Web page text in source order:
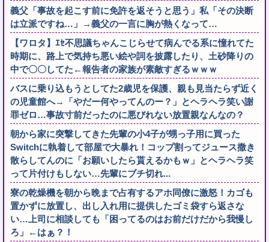
義父「事故を起こす前に免許を返そうと思う」私「その決断
は立派ですね…」→義父の一言に胸が熱くなって…
【ワロタ】ｴｾ不思議ちゃんこじらせて病んでる系に憧れてた
時期に、路上で気持ち悪い絵や詞を披露したり、土砂降りの
中で〇〇してた←報告者の家族が素敵すぎるｗｗｗ
バスに乗り込もうとしてた2歳児を保護、親も見当たらず近く
の児童館へ→「やだー何やってんのー？」とヘラヘラ笑い謝
罪ゼロ…事故寸前だったのに悪びれない放置親なんなの？
朝から家に突撃してきた先輩の小4子が甥っ子用に買った
Switchに執着して部屋で大暴れ！コップ割ってジュース撒き
散らしてんのに「お願いしたら貰えるかもｗ」とヘラヘラ笑
って片付けもしない…先輩にブチ切れ...
寮の乾燥機を朝から晩まで占有するアホ同僚に激怒！カゴも
置かずに放置し、出し入れ用に提供したゴミ袋すら返さな
い…上司に相談しても「困ってるのはお前だけだから我慢し
ろ」←はぁ？！